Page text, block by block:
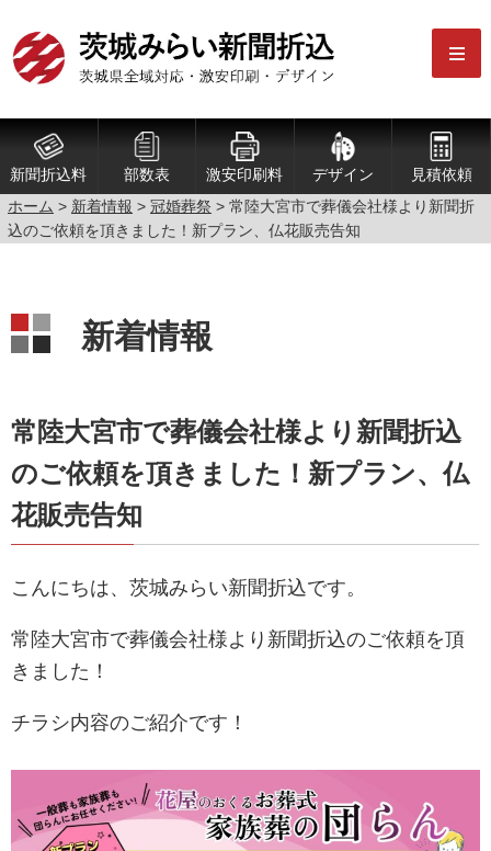
新聞折込料 部数表 激安印刷料 デザイン
見積依頼
ホーム > 新着情報 > 冠婚葬祭 > 常陸大宮市で葬儀会社様より新聞折
込のご依頼を頂きました！新プラン、仏花販売告知
新着情報
常陸大宮市で葬儀会社様より新聞折込
のご依頼を頂きました！新プラン、仏
花販売告知
こんにちは、茨城みらい新聞折込です。
常陸大宮市で葬儀会社様より新聞折込のご依頼を頂
きました！
チラシ内容のご紹介です！